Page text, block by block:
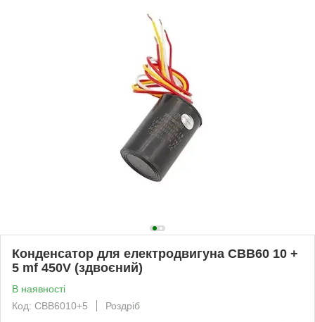
Конденсатор для електродвигуна CBB60 10 +
5 mf 450V (здвоєний)
В наявності
Код: CBB6010+5
Роздріб